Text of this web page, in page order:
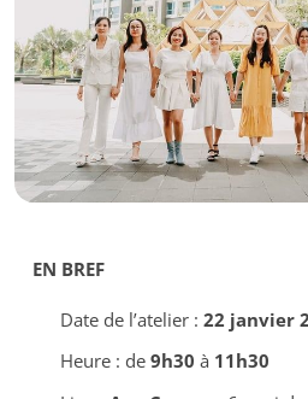
EN BREF
Date de l’atelier : 22 janvier
Heure : de 9h30 à 11h30